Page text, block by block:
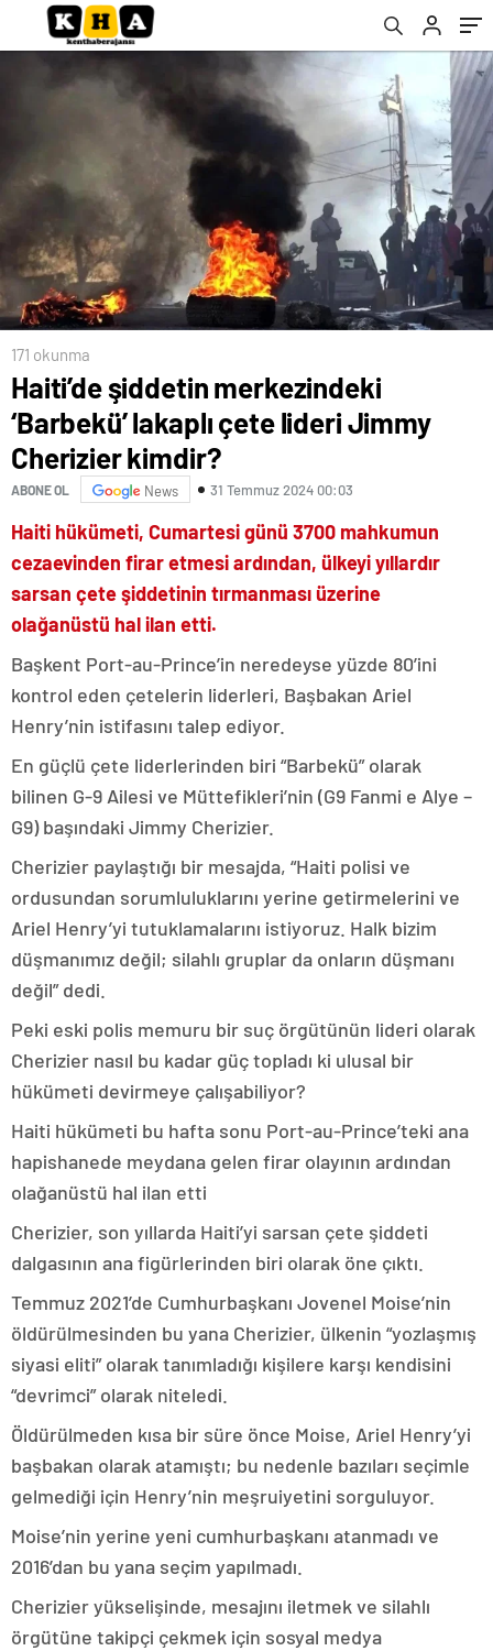
171 okunma
Haiti’de şiddetin merkezindeki
‘Barbekü’ lakaplı çete lideri Jimmy
Cherizier kimdir?
ABONE OL News 31 Temmuz 2024 00:03
Haiti hükümeti, Cumartesi günü 3700 mahkumun
cezaevinden firar etmesi ardından, ülkeyi yıllardır
sarsan çete şiddetinin tırmanması üzerine
olağanüstü hal ilan etti.
Başkent Port-au-Prince’in neredeyse yüzde 80’ini
kontrol eden çetelerin liderleri, Başbakan Ariel
Henry’nin istifasını talep ediyor.
En güçlü çete liderlerinden biri “Barbekü” olarak
bilinen G-9 Ailesi ve Müttefikleri’nin (G9 Fanmi e Alye –
G9) başındaki Jimmy Cherizier.
Cherizier paylaştığı bir mesajda, “Haiti polisi ve
ordusundan sorumluluklarını yerine getirmelerini ve
Ariel Henry’yi tutuklamalarını istiyoruz. Halk bizim
düşmanımız değil; silahlı gruplar da onların düşmanı
değil” dedi.
Peki eski polis memuru bir suç örgütünün lideri olarak
Cherizier nasıl bu kadar güç topladı ki ulusal bir
hükümeti devirmeye çalışabiliyor?
Haiti hükümeti bu hafta sonu Port-au-Prince’teki ana
hapishanede meydana gelen firar olayının ardından
olağanüstü hal ilan etti
Cherizier, son yıllarda Haiti’yi sarsan çete şiddeti
dalgasının ana figürlerinden biri olarak öne çıktı.
Temmuz 2021’de Cumhurbaşkanı Jovenel Moise’nin
öldürülmesinden bu yana Cherizier, ülkenin “yozlaşmış
siyasi eliti” olarak tanımladığı kişilere karşı kendisini
“devrimci” olarak niteledi.
Öldürülmeden kısa bir süre önce Moise, Ariel Henry’yi
başbakan olarak atamıştı; bu nedenle bazıları seçimle
gelmediği için Henry’nin meşruiyetini sorguluyor.
Moise’nin yerine yeni cumhurbaşkanı atanmadı ve
2016’dan bu yana seçim yapılmadı.
Cherizier yükselişinde, mesajını iletmek ve silahlı
örgütüne takipçi çekmek için sosyal medya